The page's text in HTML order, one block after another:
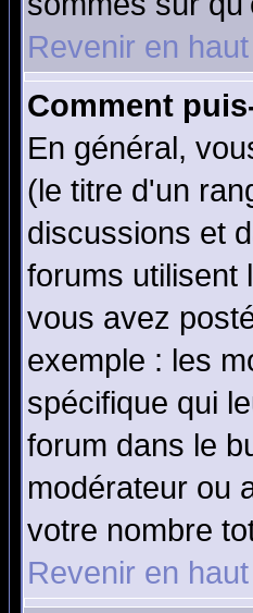
Revenir en
Comment
En général,
(le titre d'un
discussions et
forums utilisent
vous avez
exemple : les
spécifique qui
forum dans le
modérateur ou
votre nombre
Revenir en